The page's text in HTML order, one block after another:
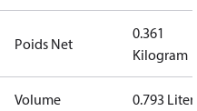
Poids Net
0.361
Kilogram
Volume 0.793 Liter